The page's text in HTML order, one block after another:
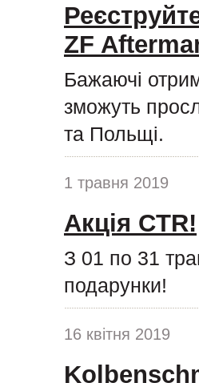
ZF
Бажаючі
зможуть
та Польщі.
1 травня 2019
Акція CTR!
З 01 по 31
подарунки!
16 квітня 2019